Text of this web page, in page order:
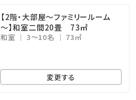
【2階・大部屋～ファミリールーム
～】和室二間20畳 73㎡
和室 3～10名 73㎡
変更する